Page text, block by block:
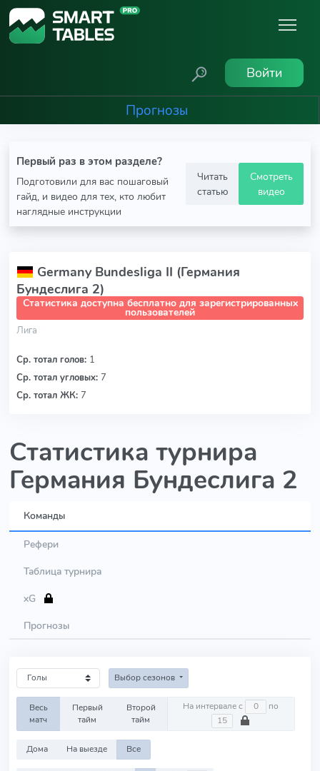
Войти
Прогнозы
Первый раз в этом разделе?
Подготовили для вас пошаговый
гайд, и видео для тех, кто любит
наглядные инструкции
Читать
статью
Смотреть
видео
Germany Bundesliga II (Германия
Бундеслига 2)
Статистика доступна бесплатно для зарегистрированных
пользователей
Лига
Ср. тотал голов: 1
Ср. тотал угловых: 7
Ср. тотал ЖК: 7
Статистика турнира
Германия Бундеслига 2
Команды
Рефери
Таблица турнира
xG
Прогнозы
Выбор сезонов
Весь
матч
Первый
тайм
Второй
тайм
На интервале с по
Дома На выезде Все